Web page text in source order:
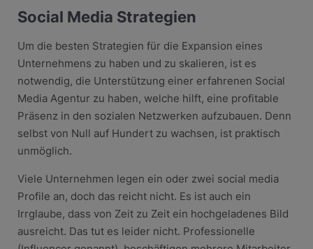
Social Media Strategien
Um die besten Strategien für die Expansion eines
Unternehmens zu haben und zu skalieren, ist es
notwendig, die Unterstützung einer erfahrenen Social
Media Agentur zu haben, welche hilft, eine profitable
Präsenz in den sozialen Netzwerken aufzubauen. Denn
selbst von Null auf Hundert zu wachsen, ist praktisch
unmöglich.
Viele Unternehmen legen ein oder zwei social media
Profile an, doch das reicht nicht. Es ist auch ein
Irrglaube, dass von Zeit zu Zeit ein hochgeladenes Bild
ausreicht. Das tut es leider nicht. Professionelle